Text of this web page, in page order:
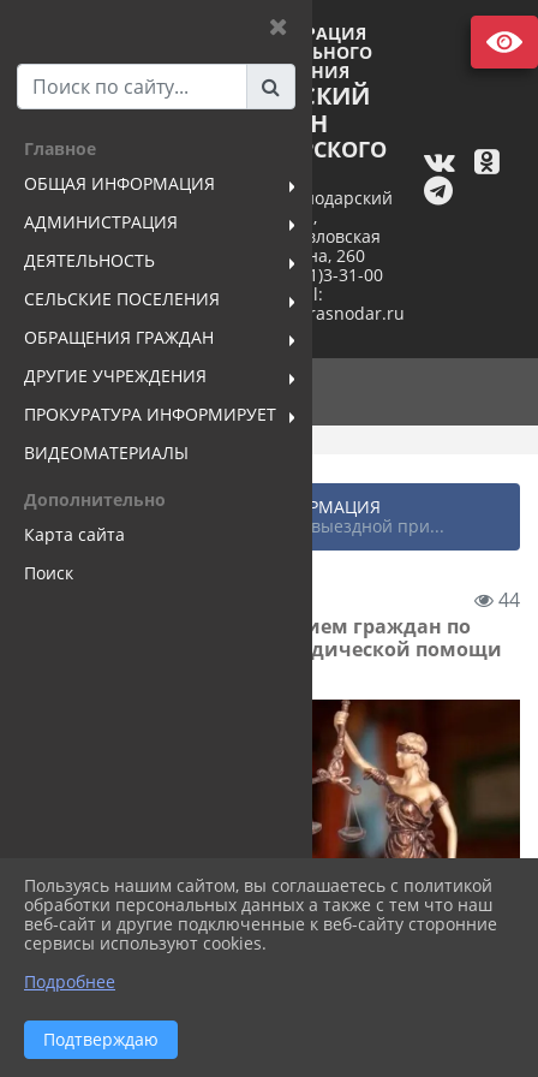
Главное
ОБЩАЯ ИНФОРМАЦИЯ
АДМИНИСТРАЦИЯ
ДЕЯТЕЛЬНОСТЬ
СЕЛЬСКИЕ ПОСЕЛЕНИЯ
ОБРАЩЕНИЯ ГРАЖДАН
ДРУГИЕ УЧРЕЖДЕНИЯ
ПРОКУРАТУРА ИНФОРМИРУЕТ
ВИДЕОМАТЕРИАЛЫ
Дополнительно
Карта сайта
Поиск
АДМИНИСТРАЦИЯ
МУНИЦИПАЛЬНОГО
ОБРАЗОВАНИЯ
ПАВЛОВСКИЙ
РАЙОН
КРАСНОДАРСКОГО
352040, Краснодарский
край,
станица Павловская
ул. Пушкина, 260
тел. +7(86191)3-31-00
e-mail:
pavlovsk@mo.krasnodar.ru
Главная ...
ОБЩАЯ ИНФОРМАЦИЯ
Новости района
Состоится выездной при...
44
Состоится выездной прием граждан по
оказанию бесплатной юридической помощи
20 июня
состоится выездной прием граждан по оказанию
Пользуясь нашим сайтом, вы соглашаетесь с политикой
обработки персональных данных а также с тем что наш
веб-сайт и другие подключенные к веб-сайту сторонние
сервисы используют cookies.
Подробнее
Подтверждаю